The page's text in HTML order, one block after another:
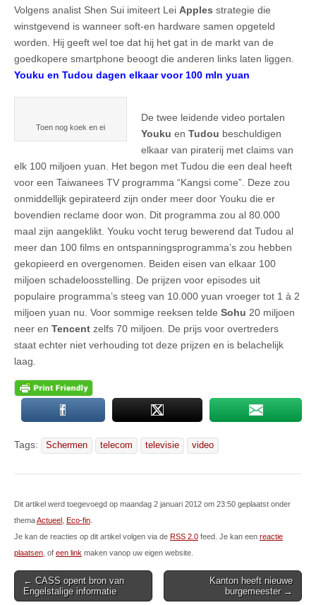
Volgens analist Shen Sui imiteert Lei Apples strategie die
winstgevend is wanneer soft-en hardware samen opgeteld
worden. Hij geeft wel toe dat hij het gat in de markt van de
goedkopere smartphone beoogt die anderen links laten liggen.
Youku en Tudou dagen elkaar voor 100 mln yuan
Toen nog koek en ei
De twee leidende video portalen
Youku en Tudou beschuldigen
elkaar van piraterij met claims van
elk 100 miljoen yuan. Het begon met Tudou die een deal heeft
voor een Taiwanees TV programma “Kangsi come”. Deze zou
onmiddellijk gepirateerd zijn onder meer door Youku die er
bovendien reclame door won. Dit programma zou al 80.000
maal zijn aangeklikt. Youku vocht terug bewerend dat Tudou al
meer dan 100 films en ontspanningsprogramma’s zou hebben
gekopieerd en overgenomen. Beiden eisen van elkaar 100
miljoen schadeloosstelling. De prijzen voor episodes uit
populaire programma’s steeg van 10.000 yuan vroeger tot 1 à 2
miljoen yuan nu. Voor sommige reeksen telde Sohu 20 miljoen
neer en Tencent zelfs 70 miljoen. De prijs voor overtreders
staat echter niet verhouding tot deze prijzen en is belachelijk
laag.
Tags: Schermen telecom televisie video
Dit artikel werd toegevoegd op maandag 2 januari 2012 om 23:50 geplaatst onder
themaActueel Eco-fin
Je kan de reacties op dit artikel volgen via de RSS 2.0 feed. Je kan een reactie
plaatsen , of een link maken vanop uw eigen website.
Post
navigation
← CASS opent bron van
Engelstalige informatie
Kanton heeft nieuwe
burgemeester →